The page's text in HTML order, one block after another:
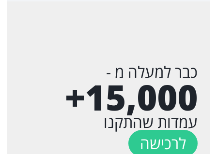
כבר למעלה מ -
15,000
+
עמדות שהתקנו
לרכישה